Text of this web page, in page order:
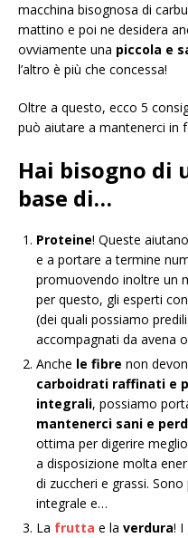
macchina bisognosa di
mattino e poi ne desidera
ovviamente una piccola e
l’altro è più che concessa!
Oltre a questo, ecco 5
può aiutare a mantenerci in
Hai bisogno di
base di…
Proteine! Queste
e a portare a termine
promuovendo inoltre un
per questo, gli esperti
(dei quali possiamo
accompagnati da avena
Anche le fibre non
carboidrati raffinati e
integrali, possiamo
mantenerci sani e
ottima per digerire
a disposizione molta
di zuccheri e grassi.
integrale e…
La frutta e la verdura! I